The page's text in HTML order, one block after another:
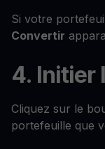
Si votre
Convertir
4. Initier
Cliquez sur le
portefeuille que